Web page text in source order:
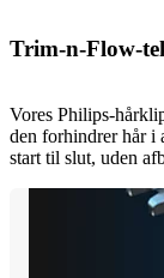
Trim-n-Flow-
Vores Philips-
den forhindrer hår i
start til slut, uden